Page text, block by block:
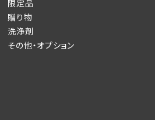
限定品
贈り物
洗浄剤
その他・オプション